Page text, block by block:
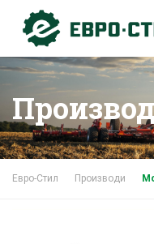
Евро-Стил Производи